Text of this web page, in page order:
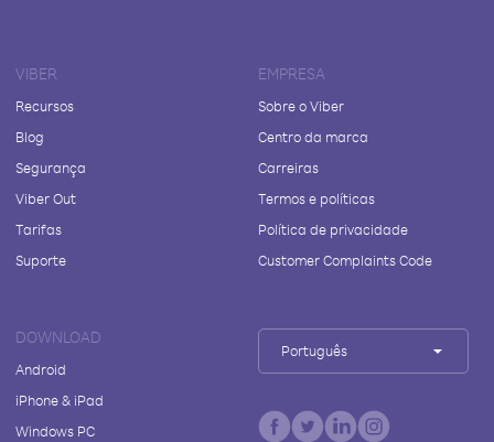
VIBER
Recursos
Blog
Segurança
Viber Out
Tarifas
Suporte
EMPRESA
Sobre o Viber
Centro da marca
Carreiras
Termos e políticas
Política de privacidade
Customer Complaints Code
DOWNLOAD
Android
iPhone & iPad
Windows PC
Português